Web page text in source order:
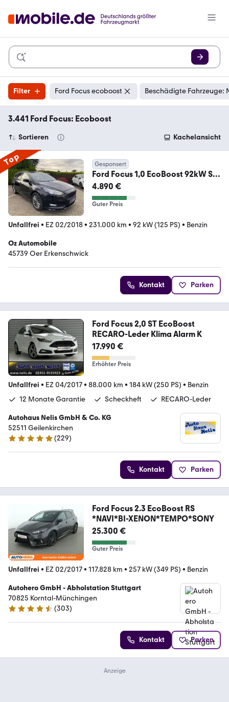
Filter Ford Focus ecoboost Beschädigte Fahrzeuge:
3.441 Ford Focus: Ecoboost
Sortieren Kachelansicht
Top Gesponsert
Ford Focus 1,0 EcoBoost 92kW ST-
Line Turnier//
4.890 €
Guter Preis
Unfallfrei • EZ 02/2018• 231.000 km • 92 kW (125 PS) • Benzin
Oz Automobile
45739 Oer Erkenschwick
Kontakt Parken
Ford Focus 2,0 ST EcoBoost
RECARO-Leder Klima Alarm K
17.990 €
Erhöhter Preis
Unfallfrei • EZ 04/2017• 88.000 km • 184 kW (250 PS) • Benzin
12 Monate Garantie
Scheckheft RECARO-Leder
Autohaus Nelis GmbH & Co. KG
52511 Geilenkirchen
4.9 Sterne
(229)
Kontakt Parken
Ford Focus 2.3 EcoBoost RS
*NAVI*BI-XENON*TEMPO*SONY
25.300 €
Guter Preis
Unfallfrei • EZ 02/2017• 117.828 km • 257 kW (349 PS) • Benzin
Autohero GmbH - Abholstation Stuttgart
70825 Korntal-Münchingen
4.4 Sterne
(303)
Kontakt Parken